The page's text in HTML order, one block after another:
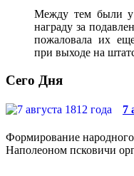
Между тем были у
награду за
пожаловала их
при выходе на
Сего Дня
7
Формирование
Наполеоном псковичи